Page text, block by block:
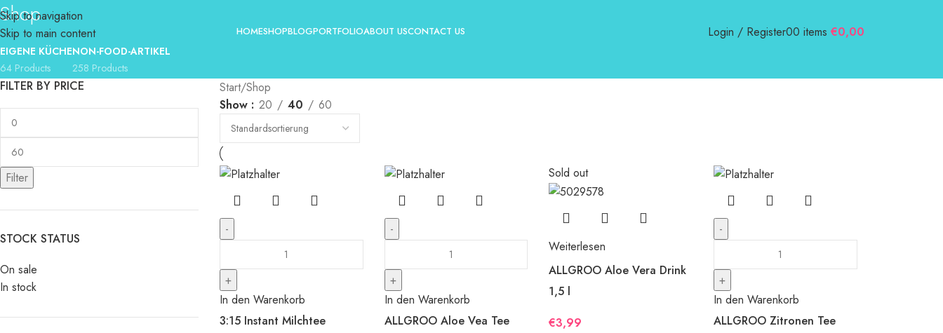
Skip to navigation
Skip to main content
HOMESHOPBLOGPORTFOLIOABOUT USCONTACT US Login / Register00 items €0,00
Shop
EIGENE KÜCHE
64 Products
NON-FOOD-ARTIKEL
258 Products
FILTER BY PRICE
Filter
STOCK STATUS
On sale
In stock
Start Shop
Show
20 40 60
In den Warenkorb
3:15 Instant Milchtee
In den Warenkorb
ALLGROO Aloe Vea Tee
Sold out
Weiterlesen
ALLGROO Aloe Vera Drink
1,5 l
€3,99
In den Warenkorb
ALLGROO Zitronen Tee